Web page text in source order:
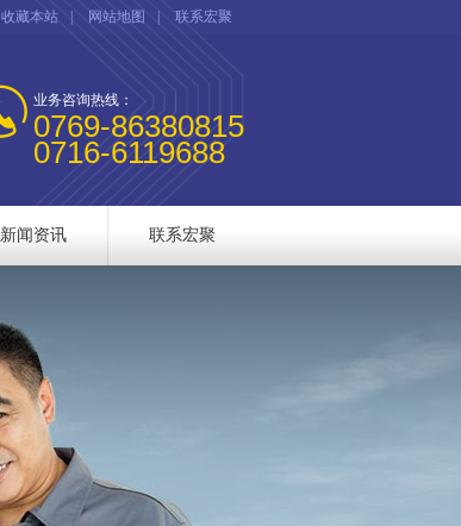
收藏本站 网站地图 联系宏聚
业务咨询热线：
0769-86380815
0716-6119688
新闻资讯 联系宏聚